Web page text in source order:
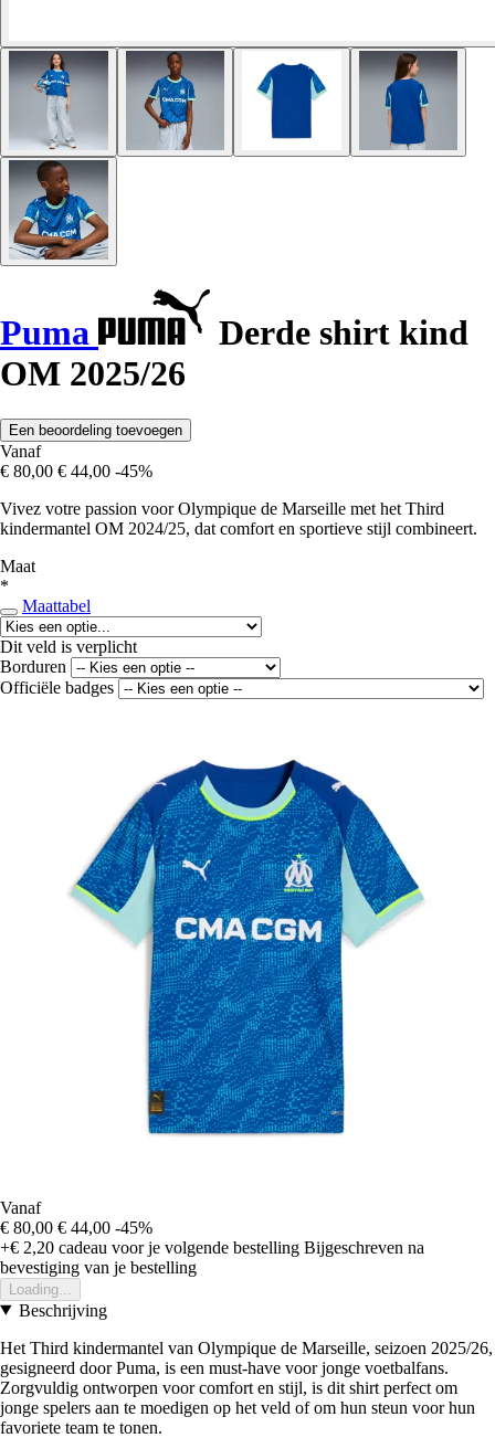
Puma
Derde shirt kind
OM 2025/26
Een beoordeling toevoegen
Vanaf
€ 80,00 € 44,00 -45%
Vivez votre passion voor Olympique de Marseille met het Third
kindermantel OM 2024/25, dat comfort en sportieve stijl combineert.
Maat
*
Maattabel
Dit veld is verplicht
Borduren
Officiële badges
Vanaf
€ 80,00 € 44,00 -45%
+€ 2,20 cadeau voor je volgende bestelling Bijgeschreven na
bevestiging van je bestelling
Loading...
Beschrijving
Het Third kindermantel van Olympique de Marseille, seizoen 2025/26,
gesigneerd door Puma, is een must-have voor jonge voetbalfans.
Zorgvuldig ontworpen voor comfort en stijl, is dit shirt perfect om
jonge spelers aan te moedigen op het veld of om hun steun voor hun
favoriete team te tonen.